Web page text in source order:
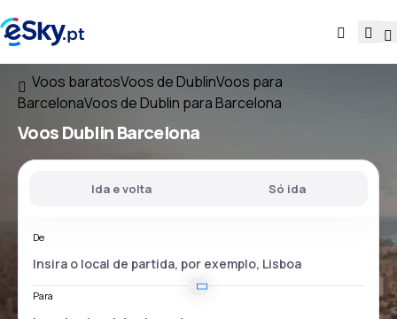
Voos baratosVoos de DublinVoos para
BarcelonaVoos de Dublin para Barcelona
VoosDublin Barcelona
Ida e volta Só ida
De
Para